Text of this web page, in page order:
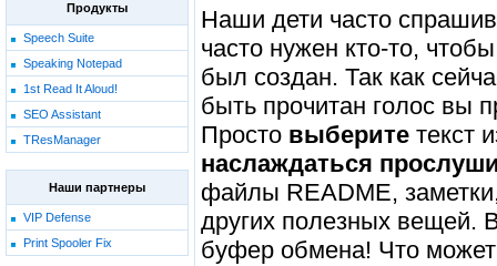
Продукты
Speech Suite
Speaking Notepad
1st Read It Aloud!
SEO Assistant
TResManager
Наши партнеры
VIP Defense
Print Spooler Fix
Наши дети часто
часто нужен кто-то,
был создан. Так как
быть прочитан голос вы
Просто выберите текст
наслаждаться
файлы README,
других полезных вещей.
буфер обмена! Что